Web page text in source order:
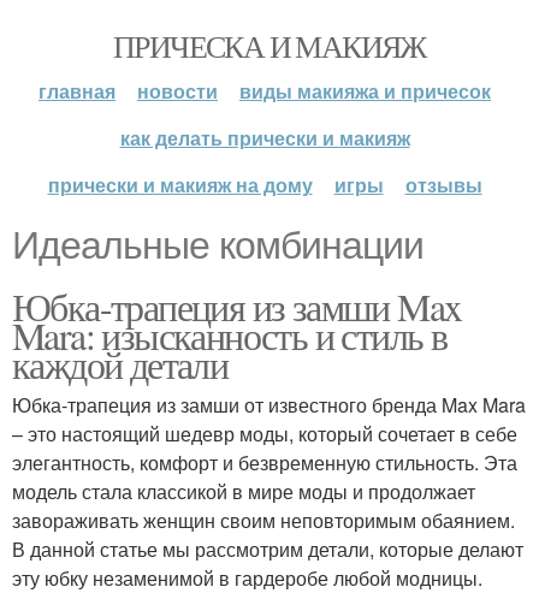
ПРИЧЕСКА И МАКИЯЖ
главная новости
виды макияжа и причесок
как делать прически и макияж
прически и макияж на дому
игры отзывы
Идеальные комбинации
Юбка-трапеция из замши Max
Mara: изысканность и стиль в
каждой детали
Юбка-трапеция из замши от известного бренда Max Mara
– это настоящий шедевр моды, который сочетает в себе
элегантность, комфорт и безвременную стильность. Эта
модель стала классикой в мире моды и продолжает
завораживать женщин своим неповторимым обаянием.
В данной статье мы рассмотрим детали, которые делают
эту юбку незаменимой в гардеробе любой модницы.